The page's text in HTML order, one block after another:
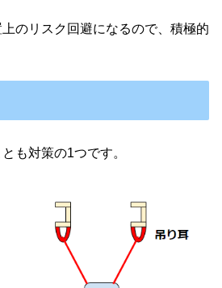
のリスク回避になるので、積極的
も対策の1つです。